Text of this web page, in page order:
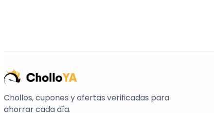
Chollos, cupones y ofertas verificadas para
ahorrar cada día.